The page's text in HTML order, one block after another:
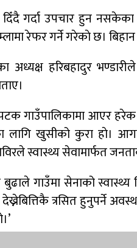
गर्दा उपचार हुन नसकेका
रेफर गर्ने गरेकाे छ।
अध्यक्ष हरिबहादुर
गाउँपालिकामा आएर हरेक
लागि खुसीको कुरा हाे।
स्वास्थ्य सेवामार्फत
बुढाले गाउँमा सेनाको
त्रसित हुनुपर्ने